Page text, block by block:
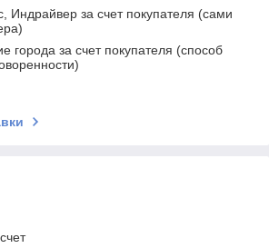
Индрайвер за счет покупателя (сами
города за счет покупателя (способ